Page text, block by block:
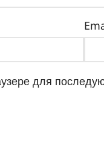
для